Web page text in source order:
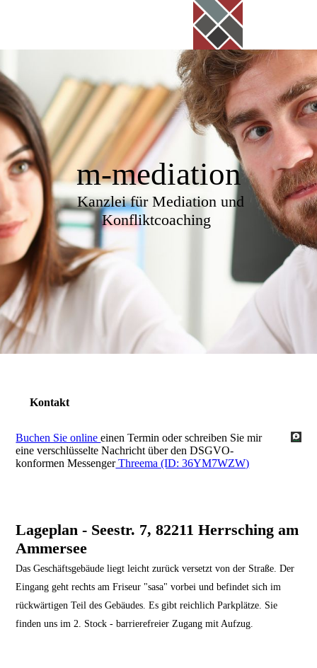
m-mediation
Kanzlei für Mediation und
Konfliktcoaching ­
Kontakt
Buchen Sie onlineeinen Termin oder schreiben Sie mir
eine verschlüsselte Nachricht über den DSGVO-
konformen MessengerThreema (ID: 36YM7WZW)
Lageplan - Seestr. 7, 82211 Herrsching am
Ammersee
Das Geschäftsgebäude liegt leicht zurück versetzt von der Straße. Der
Eingang geht rechts am Friseur "sasa" vorbei und befindet sich im
rückwärtigen Teil des Gebäudes. Es gibt reichlich Parkplätze. Sie
finden uns im 2. Stock - barrierefreier Zugang mit Aufzug.